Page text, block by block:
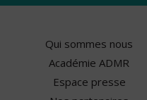
Qui sommes nous
Académie ADMR
Espace presse